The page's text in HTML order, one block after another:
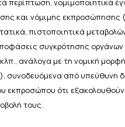
και νόμιμης εκπροσώπησης
πιστοποιητικά
συγκρότησης οργάνων
ανάλογα με τη νομική
συνοδευόμενα από υπεύθυνη
εκπροσώπου ότι
τους.